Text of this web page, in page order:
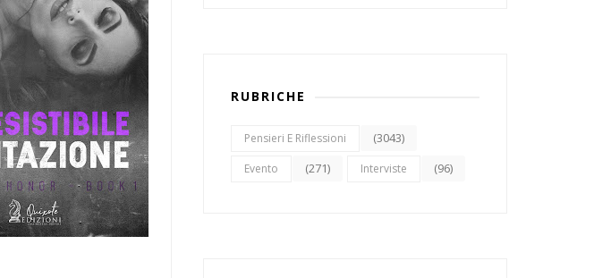
RUBRICHE
Pensieri E Riflessioni (3043)
Evento (271) Interviste (96)